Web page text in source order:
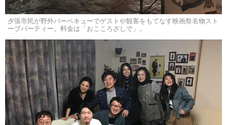
夕張市民が野外バーベキューでゲストや観客をもてなす映画祭名物スト
ーブパーティー。料金は「おこころざしで」。